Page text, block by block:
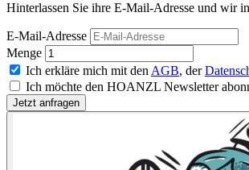
Hinterlassen Sie ihre E-Mail-Adresse und wir
E-Mail-Adresse
Menge
Ich erkläre mich mit den AGB, der
Ich möchte den HOANZL Newsletter